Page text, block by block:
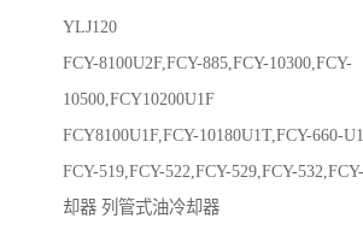
YLJ120
FCY-8100U2F,FCY-885,FCY-10300,FCY-
10500,FCY10200U1F
FCY8100U1F,FCY-10180U1T,FCY-660-
FCY-519,FCY-522,FCY-529,FCY-
却器 列管式油冷却器